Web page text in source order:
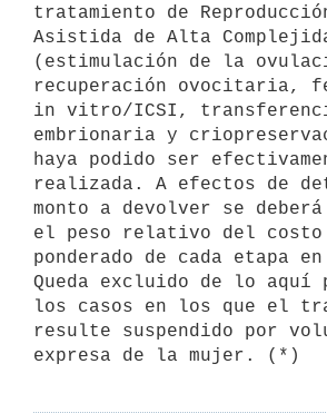
tratamiento de Reproducción
Asistida de Alta
(estimulación de la
recuperación ovocitaria,
in vitro/ICSI,
embrionaria y
haya podido ser
realizada. A efectos de
monto a devolver se
el peso relativo del costo
ponderado de cada etapa
Queda excluido de lo aquí
los casos en los que el
resulte suspendido por
expresa de la mujer. (*)